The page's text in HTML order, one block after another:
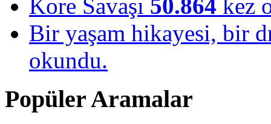
Kore Savaşı 50.864 kez
Bir yaşam hikayesi, bir
okundu.
Popüler Aramalar